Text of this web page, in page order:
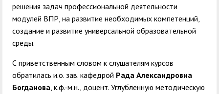
решения задач профессиональной деятельности
модулей ВПР, на развитие необходимых компетенций,
создание и развитие универсальной образовательной
среды.
С приветственным словом к слушателям курсов
обратилась и.о. зав. кафедрой Рада Александровна
Богданова, к.ф.-м.н., доцент. Углубленную методическую